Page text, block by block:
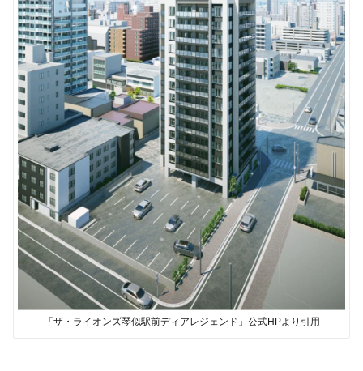
「ザ・ライオンズ琴似駅前ディアレジェンド」公式HPより引用